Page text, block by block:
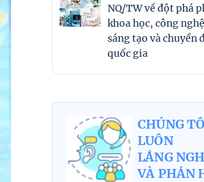
NQ/TW về đột phá
khoa học, công
sáng tạo và chuyển
quốc gia
CHÚNG
LUÔN
LẮNG
VÀ PHẢN